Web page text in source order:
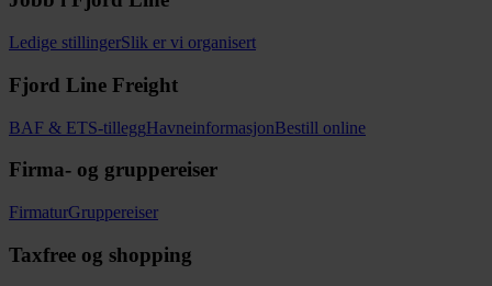
Ledige stillingerSlik er vi organisert
Fjord Line Freight
BAF & ETS-tilleggHavneinformasjonBestill online
Firma- og gruppereiser
FirmaturGruppereiser
Taxfree og shopping